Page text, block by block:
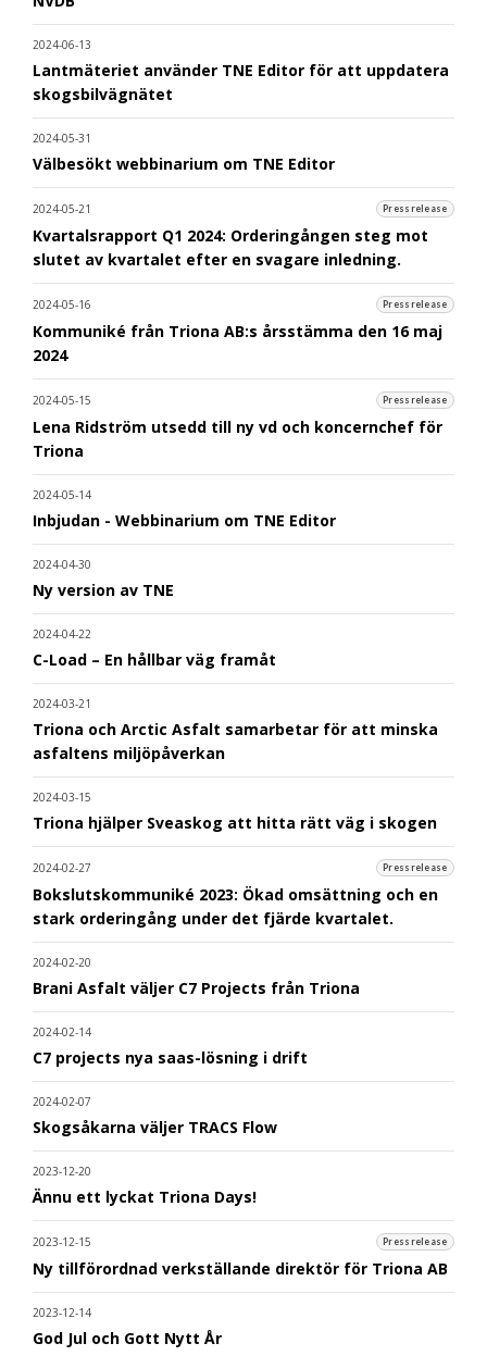
2024-06-13
Lantmäteriet använder TNE Editor för att uppdatera
skogsbilvägnätet
2024-05-31
Välbesökt webbinarium om TNE Editor
2024-05-21 Pressrelease
Kvartalsrapport Q1 2024: Orderingången steg mot
slutet av kvartalet efter en svagare inledning.
2024-05-16 Pressrelease
Kommuniké från Triona AB:s årsstämma den 16 maj
2024
2024-05-15 Pressrelease
Lena Ridström utsedd till ny vd och koncernchef för
Triona
2024-05-14
Inbjudan - Webbinarium om TNE Editor
2024-04-30
Ny version av TNE
2024-04-22
C-Load – En hållbar väg framåt
2024-03-21
Triona och Arctic Asfalt samarbetar för att minska
asfaltens miljöpåverkan
2024-03-15
Triona hjälper Sveaskog att hitta rätt väg i skogen
2024-02-27 Pressrelease
Bokslutskommuniké 2023: Ökad omsättning och en
stark orderingång under det fjärde kvartalet.
2024-02-20
Brani Asfalt väljer C7 Projects från Triona
2024-02-14
C7 projects nya saas-lösning i drift
2024-02-07
Skogsåkarna väljer TRACS Flow
2023-12-20
Ännu ett lyckat Triona Days!
2023-12-15 Pressrelease
Ny tillförordnad verkställande direktör för Triona AB
2023-12-14
God Jul och Gott Nytt År